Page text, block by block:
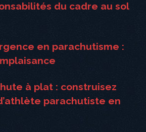
du cadre au sol
en parachutisme :
à plat : construisez
parachutiste en